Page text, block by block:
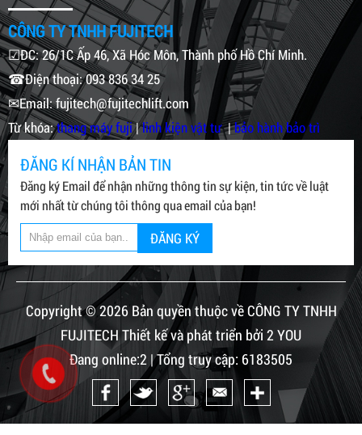
CÔNG TY TNHH FUJITECH
☑ĐC: 26/1C Ấp 46, Xã Hóc Môn, Thành phố Hồ Chí Minh.
☎Điện thoại: 093 836 34 25
✉Email: fujitech@fujitechlift.com
Từ khóa:thang máy fuji|linh kiện vật tư|bảo hành bảo trì
ĐĂNG KÍ NHẬN BẢN TIN
Đăng ký Email để nhận những thông tin sự kiện, tin tức về luật
mới nhất từ chúng tôi thông qua email của bạn!
ĐĂNG KÝ
Copyright © 2026 Bản quyền thuộc về CÔNG TY TNHH
FUJITECH Thiết kế và phát triển bởi 2 YOU
Đang online:2 | Tổng truy cập: 6183505